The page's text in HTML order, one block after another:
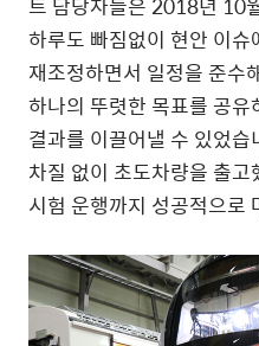
하루도 빠짐없이 현안 이
재조정하면서 일정을 준수
하나의 뚜렷한 목표를 공
결과를 이끌어낼 수 있었
차질 없이 초도차량을 출
시험 운행까지 성공적으로